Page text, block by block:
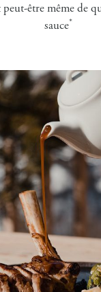
peut-être même de
sauce*